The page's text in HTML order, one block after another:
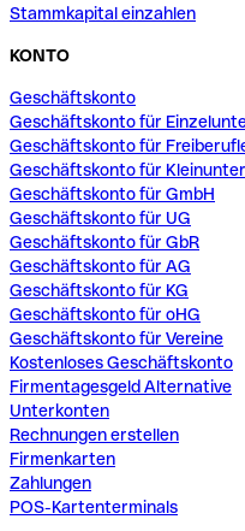
Stammkapital einzahlen
KONTO
Geschäftskonto
Geschäftskonto für
Geschäftskonto für
Geschäftskonto für
Geschäftskonto für GmbH
Geschäftskonto für UG
Geschäftskonto für GbR
Geschäftskonto für AG
Geschäftskonto für KG
Geschäftskonto für oHG
Geschäftskonto für Vereine
Kostenloses Geschäftskonto
Firmentagesgeld Alternative
Unterkonten
Rechnungen erstellen
Firmenkarten
Zahlungen
POS-Kartenterminals